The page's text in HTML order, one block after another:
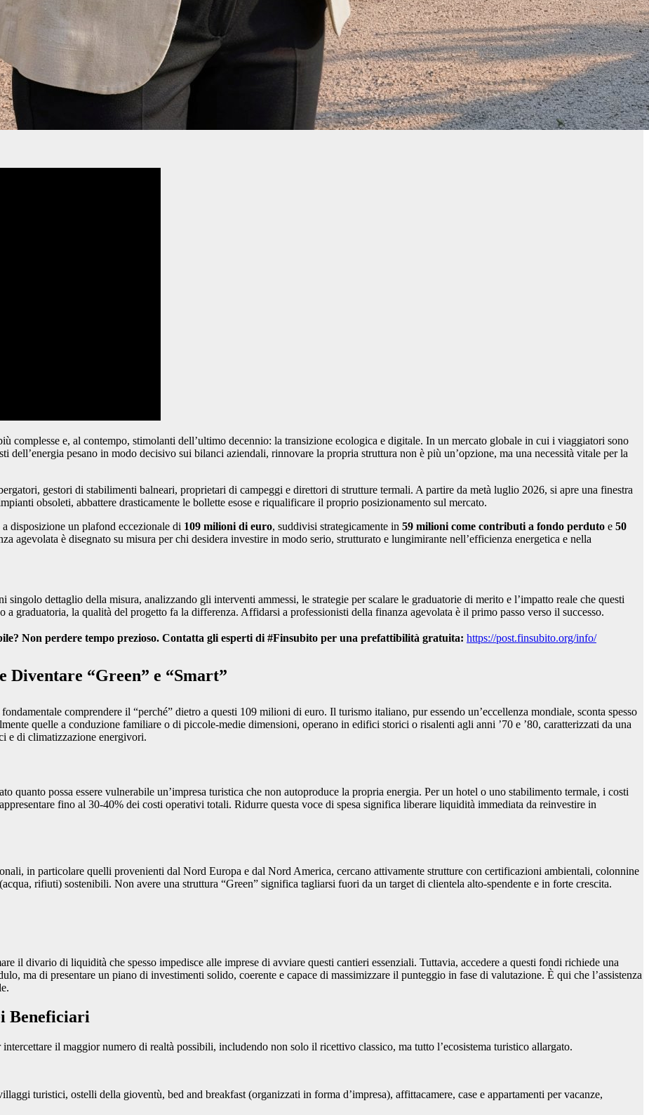
complesse e, al contempo, stimolanti dell’ultimo decennio: la transizione ecologica e digitale. In un mercato globale in cui i viaggiatori sono
dell’energia pesano in modo decisivo sui bilanci aziendali, rinnovare la propria struttura non è più un’opzione, ma una necessità vitale per la
gestori di stabilimenti balneari, proprietari di campeggi e direttori di strutture termali. A partire da metà luglio 2026, si apre una finestra
obsoleti, abbattere drasticamente le bollette esose e riqualificare il proprio posizionamento sul mercato.
disposizione un plafond eccezionale di 109 milioni di euro, suddivisi strategicamente in 59 milioni come contributi a fondo perduto e 50
agevolata è disegnato su misura per chi desidera investire in modo serio, strutturato e lungimirante nell’efficienza energetica e nella
dettaglio della misura, analizzando gli interventi ammessi, le strategie per scalare le graduatorie di merito e l’impatto reale che questi
graduatoria, la qualità del progetto fa la differenza. Affidarsi a professionisti della finanza agevolata è il primo passo verso il successo.
Non perdere tempo prezioso. Contatta gli esperti di #Finsubito per una prefattibilità gratuita: https://post.finsubito.org/info/
Diventare “Green” e “Smart”
comprendere il “perché” dietro a questi 109 milioni di euro. Il turismo italiano, pur essendo un’eccellenza mondiale, sconta spesso
quelle a conduzione familiare o di piccole-medie dimensioni, operano in edifici storici o risalenti agli anni ’70 e ’80, caratterizzati da una
e di climatizzazione energivori.
quanto possa essere vulnerabile un’impresa turistica che non autoproduce la propria energia. Per un hotel o uno stabilimento termale, i costi
fino al 30-40% dei costi operativi totali. Ridurre questa voce di spesa significa liberare liquidità immediata da reinvestire in
in particolare quelli provenienti dal Nord Europa e dal Nord America, cercano attivamente strutture con certificazioni ambientali, colonnine
rifiuti) sostenibili. Non avere una struttura “Green” significa tagliarsi fuori da un target di clientela alto-spendente e in forte crescita.
il divario di liquidità che spesso impedisce alle imprese di avviare questi cantieri essenziali. Tuttavia, accedere a questi fondi richiede una
ma di presentare un piano di investimenti solido, coerente e capace di massimizzare il punteggio in fase di valutazione. È qui che l’assistenza
Beneficiari
il maggior numero di realtà possibili, includendo non solo il ricettivo classico, ma tutto l’ecosistema turistico allargato.
turistici, ostelli della gioventù, bed and breakfast (organizzati in forma d’impresa), affittacamere, case e appartamenti per vacanze,